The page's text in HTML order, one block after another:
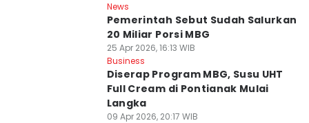
News
Pemerintah Sebut Sudah Salurkan
20 Miliar Porsi MBG
25 Apr 2026, 16:13 WIB
Business
Diserap Program MBG, Susu UHT
Full Cream di Pontianak Mulai
Langka
09 Apr 2026, 20:17 WIB